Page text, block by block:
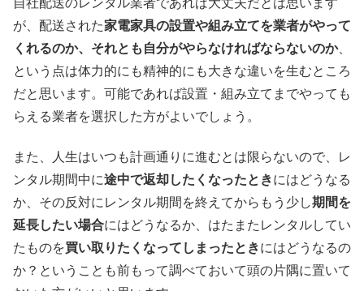
が、配送された家電家具の設置や組み立てを業者がやって
くれるのか、それとも自分がやらなければならないのか、
という点は体力的にも精神的にも大きな違いを生むところ
だと思います。可能であれば設置・組み立てまでやっても
らえる業者を選択した方がよいでしょう。
また、人生はいつも計画通りに進むとは限らないので、レ
ンタル期間中に途中で返却したくなったときにはどうなる
か、その反対にレンタル期間を終えてからもう少し期間を
延長したい場合にはどうなるか、はたまたレンタルしてい
たものを買い取りたくなってしまったときにはどうなるの
か？ということも前もって調べておいて頭の片隅に置いて